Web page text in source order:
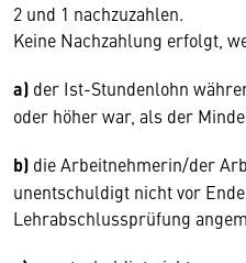
2 und 1 nachzuzahlen.
Keine Nachzahlung erfolgt,
a) der Ist-Stundenlohn
oder höher war, als der
b) die Arbeitnehmerin/der
unentschuldigt nicht vor
Lehrabschlussprüfung